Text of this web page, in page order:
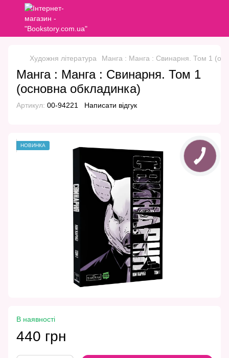
Художня література Манга : Манга : Свинарня. Том 1
Манга : Манга : Свинарня. Том 1
(основна обкладинка)
Артикул: 00-94221 Написати відгук
НОВИНКА
В наявності
440 грн